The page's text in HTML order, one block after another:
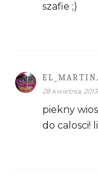
szafie ;)
28 kwietnia, 2013
piekny
do calosci!